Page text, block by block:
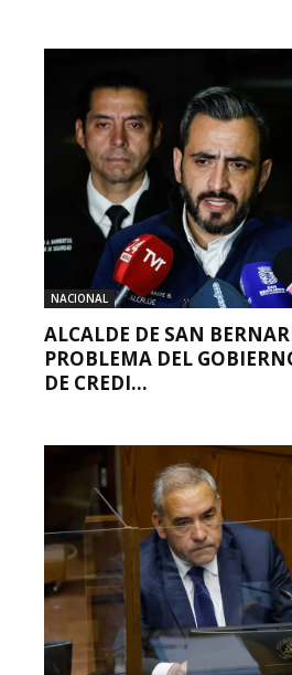
NACIONAL
ALCALDE DE SAN
PROBLEMA DEL
DE CREDI...